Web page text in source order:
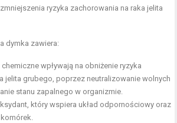
ryzyka zachorowania na raka jelita
dymka zawiera:
wpływają na obniżenie ryzyka
jelita grubego, poprzez neutralizowanie wolnych
stanu zapalnego w organizmie.
który wspiera układ odpornościowy oraz